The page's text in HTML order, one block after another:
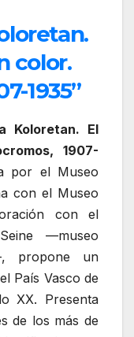
color.
1935”
Koloretan. El
1907-
por el Museo
con el Museo
con el
—museo
propone un
País Vasco de
XX. Presenta
de los más de